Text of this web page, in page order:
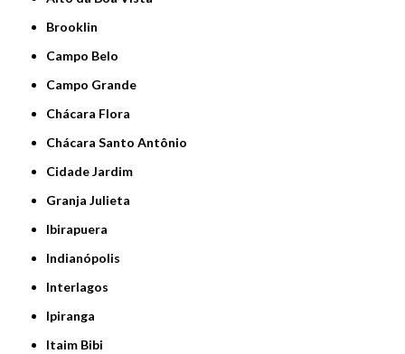
Brooklin
Campo Belo
Campo Grande
Chácara Flora
Chácara Santo Antônio
Cidade Jardim
Granja Julieta
Ibirapuera
Indianópolis
Interlagos
Ipiranga
Itaim Bibi